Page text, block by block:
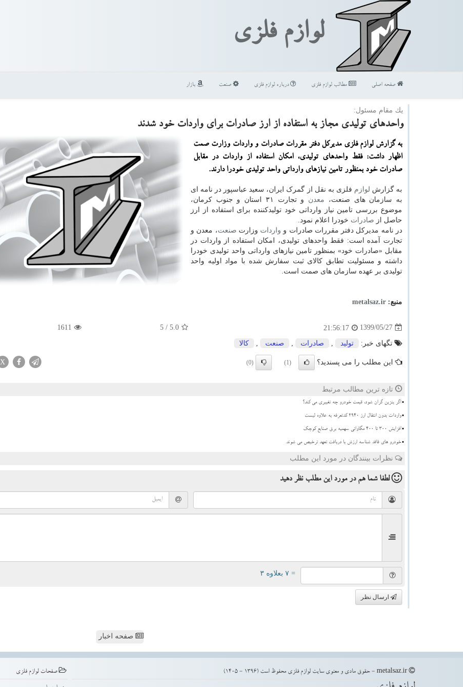
لوازم فلزی
صفحه اصلی مطالب لوازم فلزی درباره لوازم فلزی صنعت بازار
یك مقام مسئول:
واحدهای تولیدی مجاز به استفاده از ارز صادرات برای واردات خود شدند
به گزارش لوازم فلزی مدیركل دفتر مقررات صادرات و واردات وزارت صمت
اظهار داشت: فقط واحدهای تولیدی، امكان استفاده از واردات در مقابل
صادرات خود بمنظور تامین نیازهای وارداتی واحد تولیدی خودرا دارند.
به گزارش لوازم فلزی به نقل از گمرک ایران، سعید عباسپور در نامه ای
به سازمان های صنعت، معدن
و تجارت ۳۱ استان و جنوب کرمان،
موضوع بررسی تامین نیاز وارداتی خود تولیدکننده برای استفاده از ارز
حاصل از صادرات خودرا اعلام نمود.
در نامه مدیرکل دفتر مقررات صادرات و واردات وزارت صنعت، معدن و
تجارت آمده است: فقط واحدهای تولیدی، امکان استفاده از واردات در
مقابل «صادرات خود» بمنظور تامین نیازهای وارداتی واحد تولیدی خودرا
داشته و مسئولیت تطابق کالای ثبت سفارش شده با مواد اولیه واحد
تولیدی بر عهده سازمان های صمت است.
منبع: metalsaz.ir
1399/05/27
21:56:17
5.0
/ 5
1611
تگهای خبر: تولید صادرات صنعت كالا
این مطلب را می پسندید؟ (1)
(0)
X
تازه ترین مطالب مرتبط
اگر بنزین گران شود، قیمت خودرو چه تغییری می کند؟
واردات بدون انتقال ارز ۲۹۴۰ کدتعرفه به علاوه لیست
افزایش 300 تا 400 مگاواتی سهمیه برق صنایع کوچک
خودرو های فاقد شناسه ارزش با دریافت تعهد ترخیص می شوند
نظرات بینندگان در مورد این مطلب
لطفا شما همدر مورد این مطلب نظر دهید
= ۷ بعلاوه ۳
ارسال نظر
صفحه اخبار
صفحات لوازم فلزی